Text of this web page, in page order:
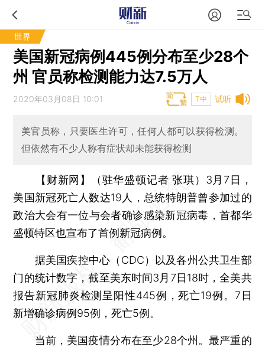
世界
美国新冠病例445例分布至少28个
州 官员称检测能力达7.5万人
试听
2020年03月08日 10:01 T中
美官员称，只要医生许可，任何人都可以获得检测。
但依然有不少人称有症状却未能获得检测
【财新网】（驻华盛顿记者 张琪） 3月7日，
美国新冠死亡人数达19人，总统特朗普曾参加过的
政治大会有一位与会者确诊感染新冠病毒，首都华
盛顿特区也宣布了首例新冠病例。
据美国疾控中心（CDC）以及各州公共卫生部
门的统计数字，截至美东时间3月7日18时，全美共
报告新冠肺炎检测呈阳性445例，死亡19例。7日
新增确诊病例95例，死亡5例。
当前，美国疫情分布在至少28个州。最严重的